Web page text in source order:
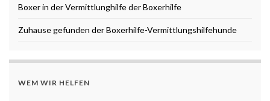
Boxer in der Vermittlunghilfe der Boxerhilfe
Zuhause gefunden der Boxerhilfe-Vermittlungshilfehunde
WEM WIR HELFEN